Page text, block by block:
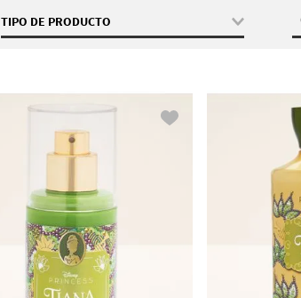
TIPO DE PRODUCTO
Mini Mist Corporal